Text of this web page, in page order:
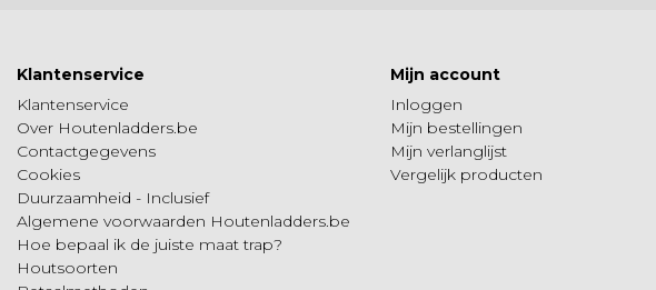
Klantenservice
Klantenservice
Over Houtenladders.be
Contactgegevens
Cookies
Duurzaamheid - Inclusief
Algemene voorwaarden Houtenladders.be
Hoe bepaal ik de juiste maat trap?
Houtsoorten
Mijn account
Inloggen
Mijn bestellingen
Mijn verlanglijst
Vergelijk producten